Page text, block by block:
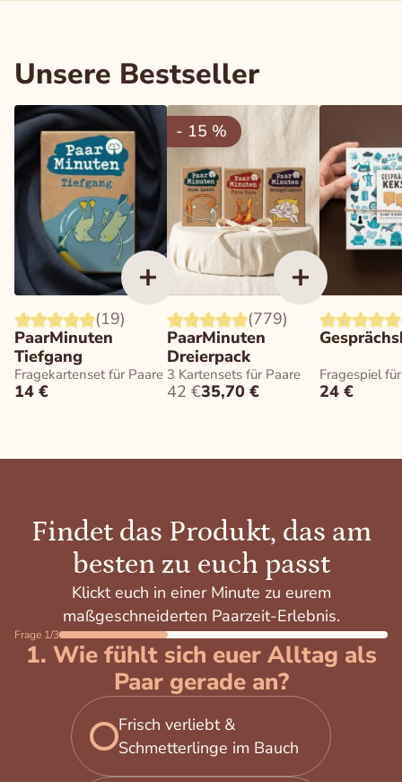
Unsere Bestseller
(19)
PaarMinuten
Tiefgang
Fragekartenset für Paare
14 €
- 15 %
(779)
PaarMinuten
Dreierpack
3 Kartensets für Paare
42 €35,70 €
Fragespiel
24 €
Findet das Produkt, das am
besten zu euch passt
Klickt euch in einer Minute zu eurem
maßgeschneiderten Paarzeit-Erlebnis.
Frage 1/3
1. Wie fühlt sich euer Alltag als
Paar gerade an?
Frisch verliebt &
Schmetterlinge im Bauch